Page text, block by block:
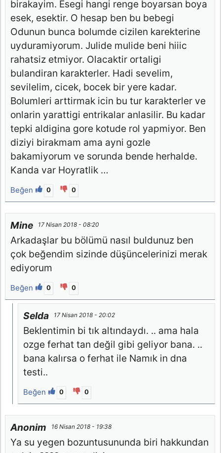
birakayim. Esegi hangi renge boyarsan boya
esek, esektir. O hesap ben bu bebegi
Odunun bunca bolumde cizilen karekterine
uyduramiyorum. Julide mulide beni hiiic
rahatsiz etmiyor. Olacaktir ortaligi
bulandiran karakterler. Hadi sevelim,
sevilelim, cicek, bocek bir yere kadar.
Bolumleri arttirmak icin bu tur karakterler ve
onlarin yarattigi entrikalar anlasilir. Bu kadar
tepki aldigina gore kotude rol yapmiyor. Ben
diziyi birakmam ama ayni gozle
bakamiyorum ve sorunda bende herhalde.
Kanda var Hoyratlik …
Beğen 0 0
Mine 17 Nisan 2018 - 08:20
Arkadaşlar bu bölümü nasıl buldunuz ben
çok beğendim sizinde düşüncelerinizi merak
ediyorum
Beğen 0 0
Selda 17 Nisan 2018 - 20:02
Beklentimin bi tık altındaydı. .. ama hala
ozge ferhat tan değil gibi geliyor bana. ..
bana kalırsa o ferhat ile Namık in dna
testi..
Beğen 0 0
Anonim 16 Nisan 2018 - 19:38
Ya su yegen bozuntusununda biri hakkundan